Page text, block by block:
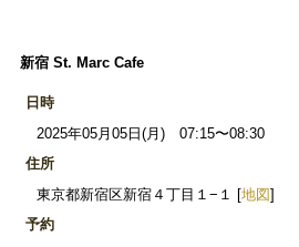
新宿 St. Marc Cafe
日時
2025年05月05日(月) 07:15〜08:30
住所
東京都新宿区新宿４丁目１−１ [地図]
予約